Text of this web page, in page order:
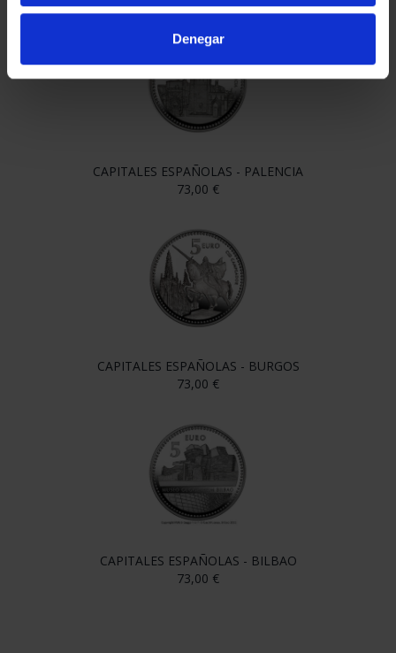
Denegar
CAPITALES ESPAÑOLAS - PALENCIA
73,00 €
CAPITALES ESPAÑOLAS - BURGOS
73,00 €
CAPITALES ESPAÑOLAS - BILBAO
73,00 €